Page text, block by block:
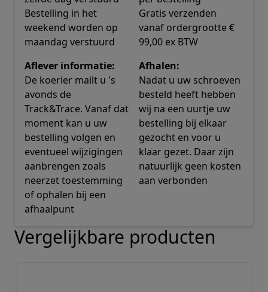
Bestelling in het
weekend worden op
maandag verstuurd
Gratis verzenden
vanaf ordergrootte €
99,00 ex BTW
Aflever informatie:
De koerier mailt u 's
avonds de
Track&Trace. Vanaf dat
moment kan u uw
bestelling volgen en
eventueel wijzigingen
aanbrengen zoals
neerzet toestemming
of ophalen bij een
afhaalpunt
Afhalen:
Nadat u uw schroeven
besteld heeft hebben
wij na een uurtje uw
bestelling bij elkaar
gezocht en voor u
klaar gezet. Daar zijn
natuurlijk geen kosten
aan verbonden
Vergelijkbare producten